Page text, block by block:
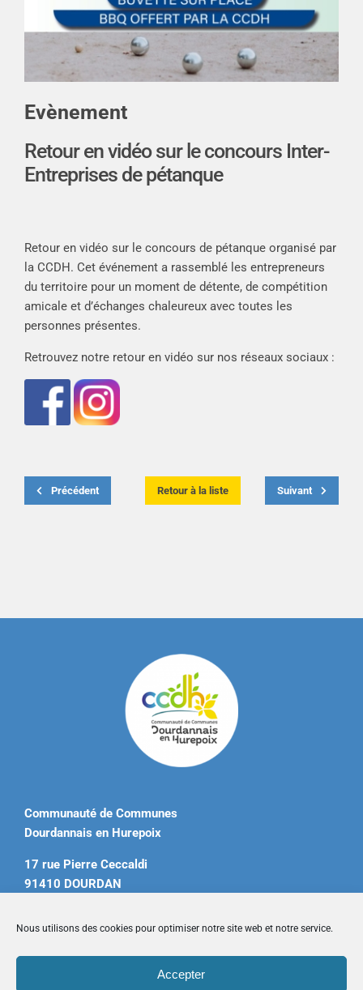
Nous utilisons des cookies pour optimiser notre site web et notre service.
Accepter
Evènement
Retour en vidéo sur le concours Inter-
Entreprises de pétanque
Retour en vidéo sur le concours de pétanque organisé par
la CCDH. Cet événement a rassemblé les entrepreneurs
du territoire pour un moment de détente, de compétition
amicale et d’échanges chaleureux avec toutes les
personnes présentes.
Retrouvez notre retour en vidéo sur nos réseaux sociaux :
Précédent Retour à la liste Suivant
Communauté de Communes
Dourdannais en Hurepoix
17 rue Pierre Ceccaldi
91410 DOURDAN
contact@ccdourdannais.com